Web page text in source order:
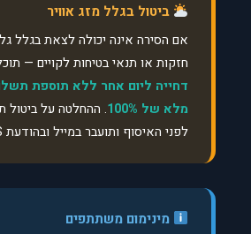
ביטול בגלל מזג אוויר
אם הסירה אינה יכולה לצאת בגלל
חזקות או תנאי בטיחות לקויים —
דחייה ליום אחר ללא תוספת
מלא של 100%
. ההחלטה על
לפני האיסוף ותועבר במייל ובהודעת SMS.
מינימום משתתפים